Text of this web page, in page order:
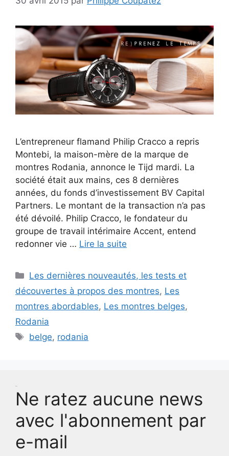
L’entrepreneur flamand Philip Cracco a repris
Montebi, la maison-mère de la marque de
montres Rodania, annonce le Tijd mardi. La
société était aux mains, ces 8 dernières
années, du fonds d’investissement BV Capital
Partners. Le montant de la transaction n’a pas
été dévoilé. Philip Cracco, le fondateur du
groupe de travail intérimaire Accent, entend
redonner vie … Lire la suite
Catégories
Les dernières nouveautés, les tests et
découvertes à propos des montres, Les
montres abordables, Les montres belges,
Rodania
Étiquettes
belge, rodania
Ne ratez aucune news
avec l'abonnement par
e-mail